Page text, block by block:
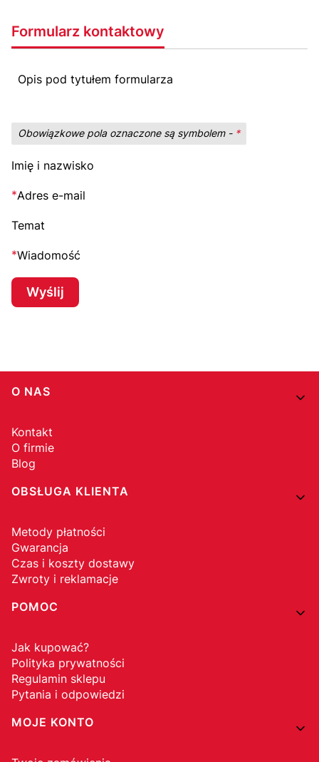
Formularz kontaktowy
Opis pod tytułem formularza
Obowiązkowe pola oznaczone są symbolem - *
Imię i nazwisko
*Adres e-mail
Temat
*Wiadomość
Wyślij
Linki w stopce
O NAS
Kontakt
O firmie
Blog
OBSŁUGA KLIENTA
Metody płatności
Gwarancja
Czas i koszty dostawy
Zwroty i reklamacje
POMOC
Jak kupować?
Polityka prywatności
Regulamin sklepu
Pytania i odpowiedzi
MOJE KONTO